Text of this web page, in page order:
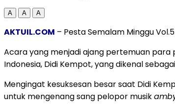
A A A
AKTUIL.COM – Pesta Semalam Minggu
Acara yang menjadi ajang pertemuan para
Indonesia, Didi Kempot, yang dikenal sebagai
Mengingat kesuksesan besar saat Didi
untuk mengenang sang pelopor musik